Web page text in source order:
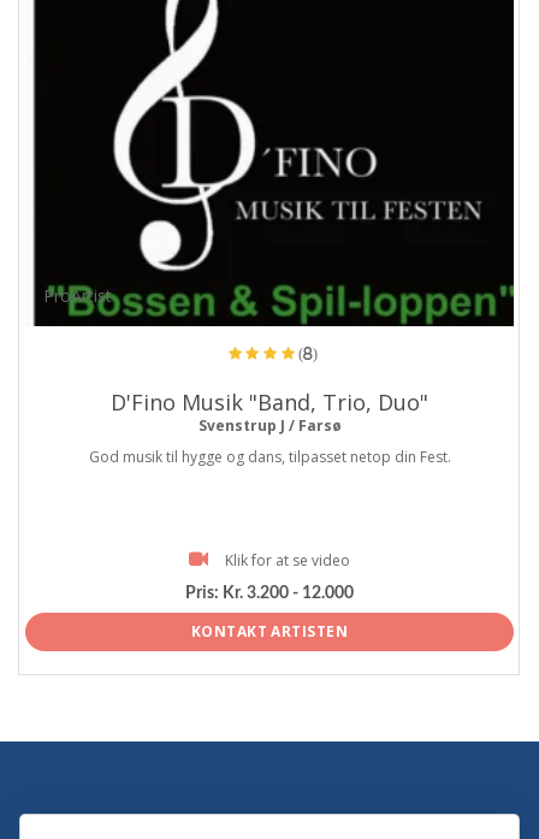
ProArtist
(8)
D'Fino Musik "Band, Trio, Duo"
Svenstrup J / Farsø
God musik til hygge og dans, tilpasset netop din Fest.
Klik for at se video
Pris: Kr. 3.200 - 12.000
KONTAKT ARTISTEN